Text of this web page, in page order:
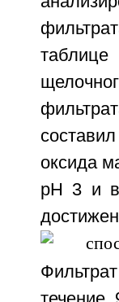
оксида
рН 3 и